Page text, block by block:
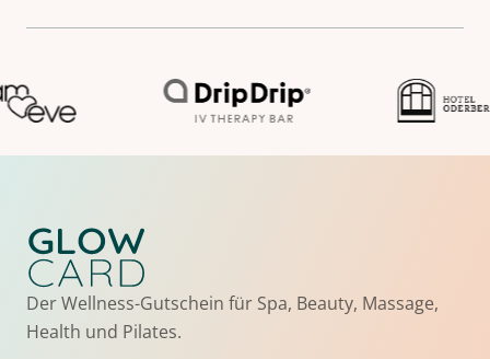
Der Wellness-Gutschein für Spa, Beauty, Massage,
Health und Pilates.